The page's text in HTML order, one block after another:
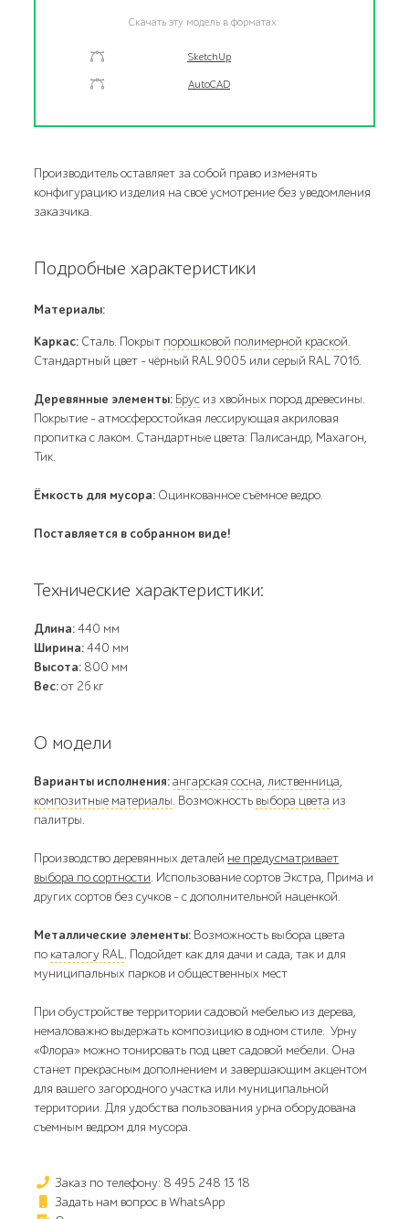
Скачать эту модель в форматах:
SketchUp
AutoCAD
Производитель оставляет за собой право изменять
конфигурацию изделия на своё усмотрение без уведомления
заказчика.
Подробные характеристики
Материалы:
Каркас: Сталь. Покрыт порошковой полимерной краской.
Стандартный цвет – чёрный RAL 9005 или серый RAL 7016.
Деревянные элементы: Брус из хвойных пород древесины.
Покрытие - атмосферостойкая лессирующая акриловая
пропитка с лаком. Стандартные цвета: Палисандр, Махагон,
Тик.
Ёмкость для мусора: Оцинкованное съёмное ведро.
Поставляется в собранном виде!
Технические характеристики:
Длина:440 мм
Ширина:440 мм
Высота: 800 мм
Вес:от 26 кг
О модели
Варианты исполнения:ангарская сосна,лиственница,
композитные материалы. Возможность выбора цвета из
палитры.
Производство деревянных деталей не предусматривает
выбора по сортности. Использование сортов Экстра, Прима и
других сортов без сучков - с дополнительной наценкой.
Металлические элементы: Возможность выбора цвета
по каталогу RAL. Подойдет как для дачи и сада, так и для
муниципальных парков и общественных мест
При обустройстве территории садовой мебелью из дерева,
немаловажно выдержать композицию в одном стиле. Урну
«Флора» можно тонировать под цвет садовой мебели. Она
станет прекрасным дополнением и завершающим акцентом
для вашего загородного участка или муниципальной
территории. Для удобства пользования урна оборудована
съемным ведром для мусора.
Заказ по телефону: 8 495 248 13 18
Задать нам вопрос в WhatsApp